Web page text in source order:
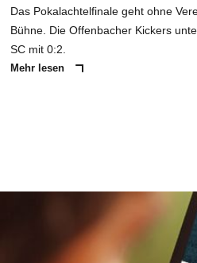
Das Pokalachtelfinale geht ohne
Bühne. Die Offenbacher Kickers
SC mit 0:2.
Mehr lesen